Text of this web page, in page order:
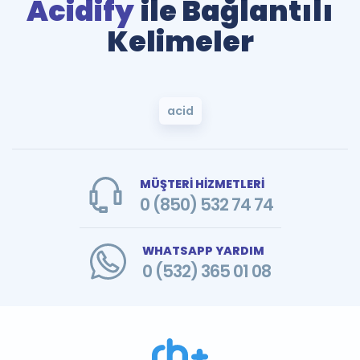
Acidifyile Bağlantılı
Kelimeler
acid
MÜŞTERİ HİZMETLERİ
0 (850) 532 74 74
WHATSAPP YARDIM
0 (532) 365 01 08